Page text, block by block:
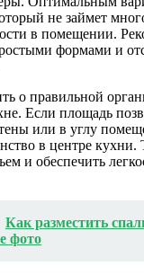
не займет
в помещении.
формами и
о правильной
Если площадь
или в углу
в центре кухни.
и обеспечить
Как разместить
фото